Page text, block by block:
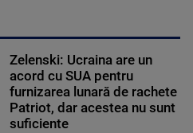
Zelenski: Ucraina are un
acord cu SUA pentru
furnizarea lunară de rachete
Patriot, dar acestea nu sunt
suficiente